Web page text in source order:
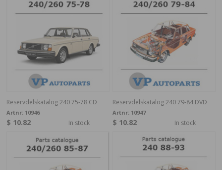
Reservdelskatalog 240 75-78 CD
Artnr: 10946
$ 10.82 In stock
Reservdelskatalog 240 79-84 DVD
Artnr: 10947
$ 10.82 In stock